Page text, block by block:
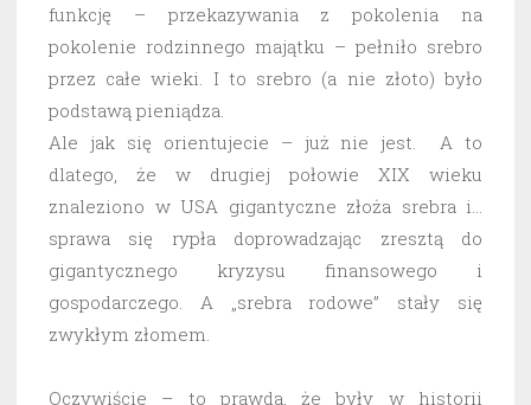
funkcję – przekazywania z pokolenia na
pokolenie rodzinnego majątku – pełniło srebro
przez całe wieki. I to srebro (a nie złoto) było
podstawą pieniądza.
Ale jak się orientujecie – już nie jest. A to
dlatego, że w drugiej połowie XIX wieku
znaleziono w USA gigantyczne złoża srebra i…
sprawa się rypła doprowadzając zresztą do
gigantycznego kryzysu finansowego i
gospodarczego. A „srebra rodowe” stały się
zwykłym złomem.
Oczywiście – to prawda, że były w historii